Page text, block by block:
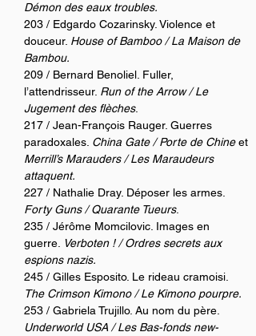
Démon des eaux troubles.
203 / Edgardo Cozarinsky. Violence et
douceur. House of Bamboo / La Maison de
Bambou.
209 / Bernard Benoliel. Fuller,
l’attendrisseur. Run of the Arrow / Le
Jugement des flèches.
217 / Jean-François Rauger. Guerres
paradoxales. China Gate / Porte de Chine et
Merrill’s Marauders / Les Maraudeurs
attaquent.
227 / Nathalie Dray. Déposer les armes.
Forty Guns / Quarante Tueurs.
235 / Jérôme Momcilovic. Images en
guerre. Verboten ! / Ordres secrets aux
espions nazis.
245 / Gilles Esposito. Le rideau cramoisi.
The Crimson Kimono / Le Kimono pourpre.
253 / Gabriela Trujillo. Au nom du père.
Underworld USA / Les Bas-fonds new-